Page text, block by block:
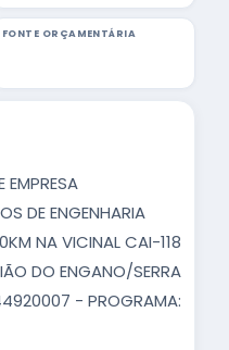
FONTE ORÇAMENTÁRIA
DE ENGENHARIA
NA VICINAL CAI-118
DO ENGANO/SERRA
- PROGRAMA: